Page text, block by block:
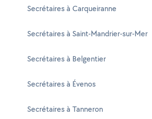
Secrétaires à Carqueiranne
Secrétaires à Saint-Mandrier-sur-Mer
Secrétaires à Belgentier
Secrétaires à Évenos
Secrétaires à Tanneron